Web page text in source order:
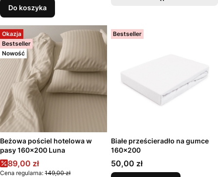
Do koszyka
Okazja
Bestseller
Nowość
Beżowa pościel hotelowa w
pasy 160x200 Luna
Cena promocyjna
89,00 zł
Cena regularna: 149,00 zł
Bestseller
Białe prześcieradło na gumce
160x200
Cena
50,00 zł